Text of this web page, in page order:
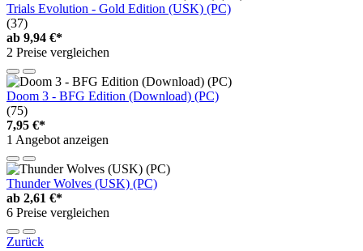
Trials Evolution - Gold Edition (USK) (PC)
(37)
ab 9,94 €*
2 Preise vergleichen
Doom 3 - BFG Edition (Download) (PC)
(75)
7,95 €*
1 Angebot anzeigen
Thunder Wolves (USK) (PC)
ab 2,61 €*
6 Preise vergleichen
Zurück